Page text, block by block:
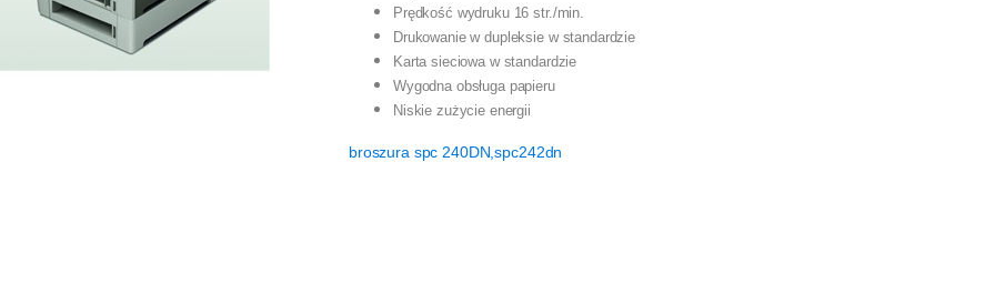
Prędkość wydruku 16 str./min.
Drukowanie w dupleksie w standardzie
Karta sieciowa w standardzie
Wygodna obsługa papieru
Niskie zużycie energii
broszura spc 240DN,spc242dn